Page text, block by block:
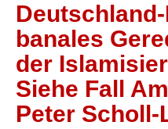
banales
der
Siehe Fall
Peter